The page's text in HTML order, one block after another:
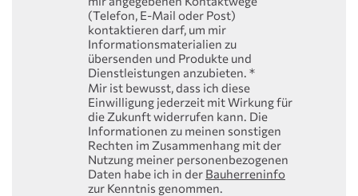
(Telefon, E-Mail oder Post)
kontaktieren darf, um mir
Informationsmaterialien zu
übersenden und Produkte und
Dienstleistungen anzubieten. *
Mir ist bewusst, dass ich diese
Einwilligung jederzeit mit Wirkung für
die Zukunft widerrufen kann. Die
Informationen zu meinen sonstigen
Rechten im Zusammenhang mit der
Nutzung meiner personenbezogenen
Daten habe ich in der Bauherreninfo
zur Kenntnis genommen.